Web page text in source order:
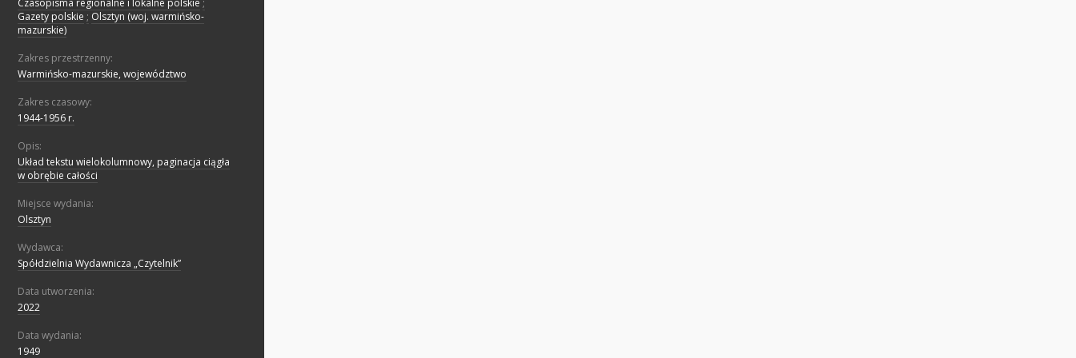
Czasopisma regionalne i lokalne polskie ;
Gazety polskie ; Olsztyn (woj. warmińsko-
mazurskie)
Zakres przestrzenny:
Warmińsko-mazurskie, województwo
Zakres czasowy:
1944-1956 r.
Opis:
Układ tekstu wielokolumnowy, paginacja ciągła
w obrębie całości
Miejsce wydania:
Olsztyn
Wydawca:
Spółdzielnia Wydawnicza „Czytelnik”
Data utworzenia:
2022
Data wydania:
1949